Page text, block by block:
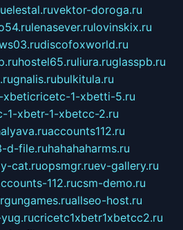
elestal.ruvektor-doroga.ru
lenasever.rulovinskix.ru
discofoxworld.ru
hostel65.ruliura.ruglasspb.ru
gnalis.rubulkitula.ru
xbeticricetc-1-xbetti-5.ru
1-xbetr-1-xbetcc-2.ru
accounts112.ru
d-file.ruhahahaharms.ru
cat.ruopsmgr.ruev-gallery.ru
112.rucsm-demo.ru
allseo-host.ru
cricetc1xbetr1xbetcc2.ru